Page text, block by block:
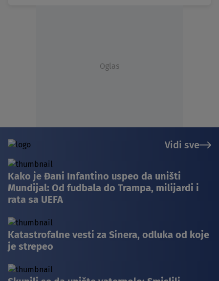
Oglas
Vidi sve
Kako je Đani Infantino uspeo da uništi
Mundijal: Od fudbala do Trampa, milijardi i
rata sa UEFA
Katastrofalne vesti za Sinera, odluka od koje
je strepeo